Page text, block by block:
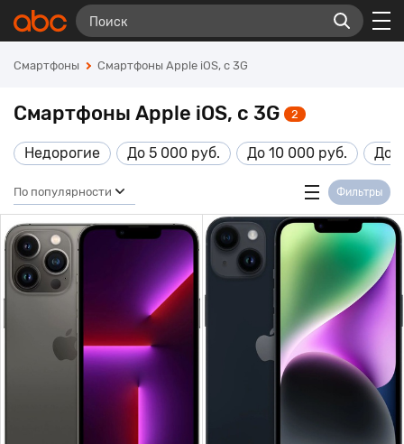
Смартфоны Смартфоны Apple iOS, с 3G
Смартфоны Apple iOS, с 3G 2
Недорогие До 5 000 руб. До 10 000 руб. До
По популярности Фильтры